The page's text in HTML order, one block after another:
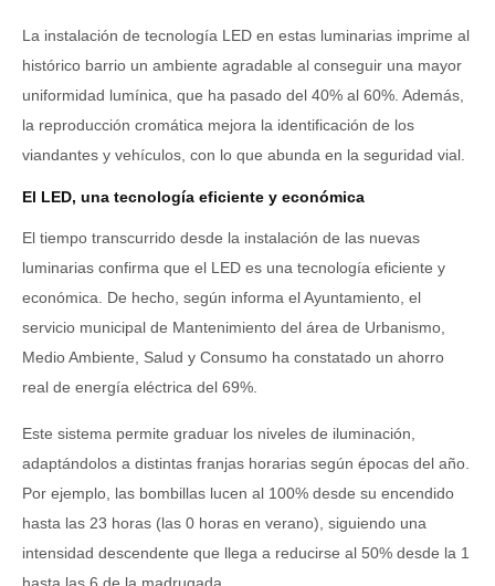
La instalación de tecnología LED en estas luminarias imprime al
histórico barrio un ambiente agradable al conseguir una mayor
uniformidad lumínica, que ha pasado del 40% al 60%. Además,
la reproducción cromática mejora la identificación de los
viandantes y vehículos, con lo que abunda en la seguridad vial.
El LED, una tecnología eficiente y económica
El tiempo transcurrido desde la instalación de las nuevas
luminarias confirma que el LED es una tecnología eficiente y
económica. De hecho, según informa el Ayuntamiento, el
servicio municipal de Mantenimiento del área de Urbanismo,
Medio Ambiente, Salud y Consumo ha constatado un ahorro
real de energía eléctrica del 69%.
Este sistema permite graduar los niveles de iluminación,
adaptándolos a distintas franjas horarias según épocas del año.
Por ejemplo, las bombillas lucen al 100% desde su encendido
hasta las 23 horas (las 0 horas en verano), siguiendo una
intensidad descendente que llega a reducirse al 50% desde la 1